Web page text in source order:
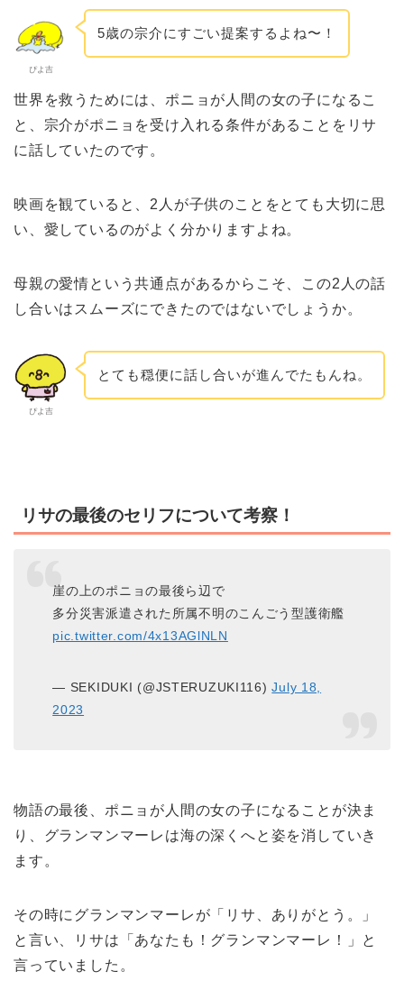
ぴよ吉
5歳の宗介にすごい提案するよね〜！
世界を救うためには、ポニョが人間の女の子になるこ
と、宗介がポニョを受け入れる条件があることをリサ
に話していたのです。
映画を観ていると、2人が子供のことをとても大切に思
い、愛しているのがよく分かりますよね。
母親の愛情という共通点があるからこそ、この2人の話
し合いはスムーズにできたのではないでしょうか。
ぴよ吉
とても穏便に話し合いが進んでたもんね。
リサの最後のセリフについて考察！
崖の上のポニョの最後ら辺で
多分災害派遣された所属不明のこんごう型護衛艦
pic.twitter.com/4x13AGlNLN
— SEKIDUKI (@JSTERUZUKI116)July 18,
2023
物語の最後、ポニョが人間の女の子になることが決ま
り、グランマンマーレは海の深くへと姿を消していき
ます。
その時にグランマンマーレが「リサ、ありがとう。」
と言い、リサは「 あなたも！グランマンマーレ！
」と
言っていました。